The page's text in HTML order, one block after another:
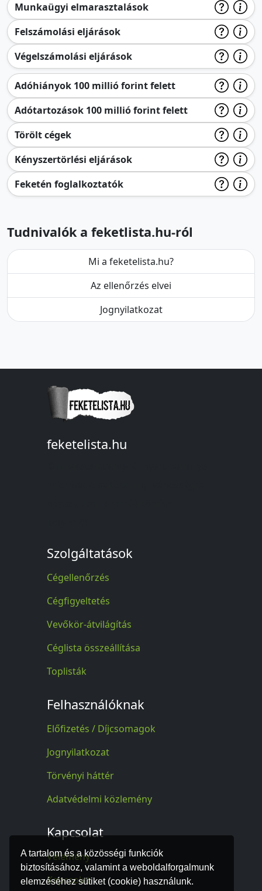
A tartalom és a közösségi funkciók
biztosításához, valamint a weboldalforgalmunk
elemzéséhez sütiket (cookie) használunk.
Munkaügyi elmarasztalások
Felszámolási eljárások
Végelszámolási eljárások
Adóhiányok 100 millió forint felett
Adótartozások 100 millió forint felett
Törölt cégek
Kényszertörlési eljárások
Feketén foglalkoztatók
Tudnivalók a feketlista.hu-ról
Mi a feketelista.hu?
Az ellenőrzés elvei
Jognyilatkozat
feketelista.hu
Szolgáltatások
Cégellenőrzés
Cégfigyeltetés
Vevőkör-átvilágítás
Céglista összeállítása
Toplisták
Felhasználóknak
Előfizetés / Díjcsomagok
Jognyilatkozat
Törvényi háttér
Adatvédelmi közlemény
Kapcsolat
Vélemény
Kapcsolat